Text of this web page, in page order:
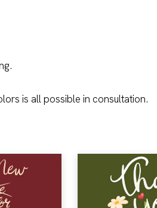
is all possible in consultation.